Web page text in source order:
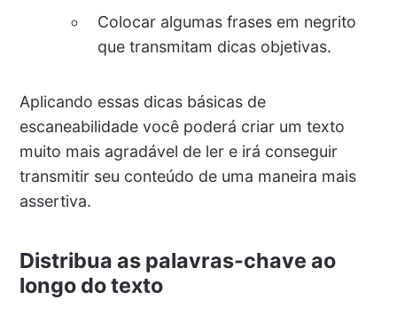
Colocar algumas frases em negrito
que transmitam dicas objetivas.
Aplicando essas dicas básicas de
escaneabilidade você poderá criar um texto
muito mais agradável de ler e irá conseguir
transmitir seu conteúdo de uma maneira mais
assertiva.
Distribua as palavras-chave ao
longo do texto